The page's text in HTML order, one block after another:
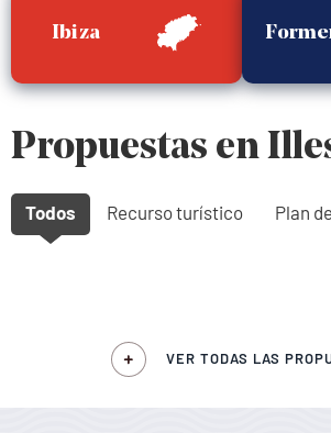
Ibiza
Propuestas en
Todos Recurso turístico Plan
VER TODAS LAS